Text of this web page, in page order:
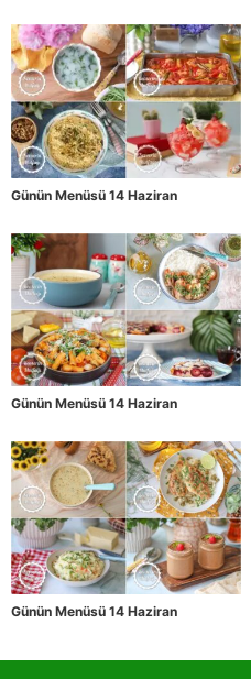
Günün Menüsü 14 Haziran
Günün Menüsü 14 Haziran
Günün Menüsü 14 Haziran